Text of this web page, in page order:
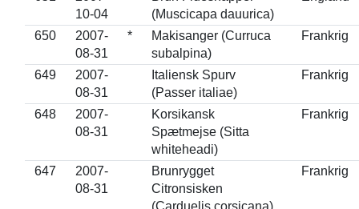
10-04
(Muscicapa dauurica)
650
2007-
08-31
*
Makisanger (Curruca
subalpina)
Frankrig
649
2007-
08-31
Italiensk Spurv
(Passer italiae)
Frankrig
648
2007-
08-31
Korsikansk
Spætmejse (Sitta
whiteheadi)
Frankrig
647
2007-
08-31
Brunrygget
Citronsisken
(Carduelis corsicana)
Frankrig